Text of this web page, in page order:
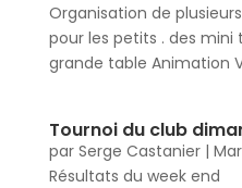
Organisation de
pour les petits . des
grande table Animation
Tournoi du club
par Serge Castanier|
Résultats du week end